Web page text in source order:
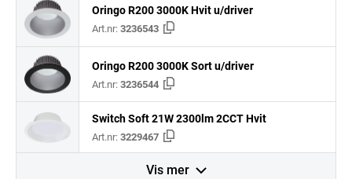
Oringo R200 3000K Hvit u/driver
Art.nr:3236543
Oringo R200 3000K Sort u/driver
Art.nr:3236544
Switch Soft 21W 2300lm 2CCT Hvit
Art.nr:3229467
Vis mer